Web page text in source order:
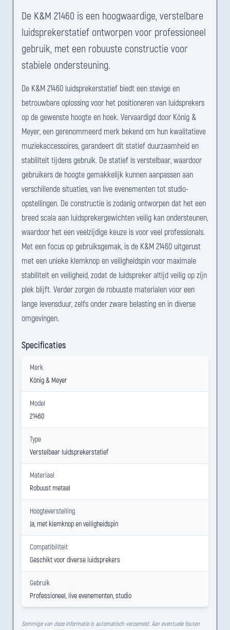
De K&M 21460 is een hoogwaardige, verstelbare
luidsprekerstatief ontworpen voor professioneel
gebruik, met een robuuste constructie voor
stabiele ondersteuning.
De K&M 21460 luidsprekerstatief biedt een stevige en
betrouwbare oplossing voor het positioneren van luidsprekers
op de gewenste hoogte en hoek. Vervaardigd door König &
Meyer, een gerenommeerd merk bekend om hun kwalitatieve
muziekaccessoires, garandeert dit statief duurzaamheid en
stabiliteit tijdens gebruik. De statief is verstelbaar, waardoor
gebruikers de hoogte gemakkelijk kunnen aanpassen aan
verschillende situaties, van live evenementen tot studio-
opstellingen. De constructie is zodanig ontworpen dat het een
breed scala aan luidsprekergewichten veilig kan ondersteunen,
waardoor het een veelzijdige keuze is voor veel professionals.
Met een focus op gebruiksgemak, is de K&M 21460 uitgerust
met een unieke klemknop en veiligheidspin voor maximale
stabiliteit en veiligheid, zodat de luidspreker altijd veilig op zijn
plek blijft. Verder zorgen de robuuste materialen voor een
lange levensduur, zelfs onder zware belasting en in diverse
omgevingen.
Specificaties
Merk
König & Meyer
Model
21460
Type
Verstelbaar luidsprekerstatief
Materiaal
Robuust metaal
Hoogteverstelling
Ja, met klemknop en veiligheidspin
Compatibiliteit
Geschikt voor diverse luidsprekers
Gebruik
Professioneel, live evenementen, studio
Sommige van deze informatie is automatisch verzameld. Aan eventuele fouten